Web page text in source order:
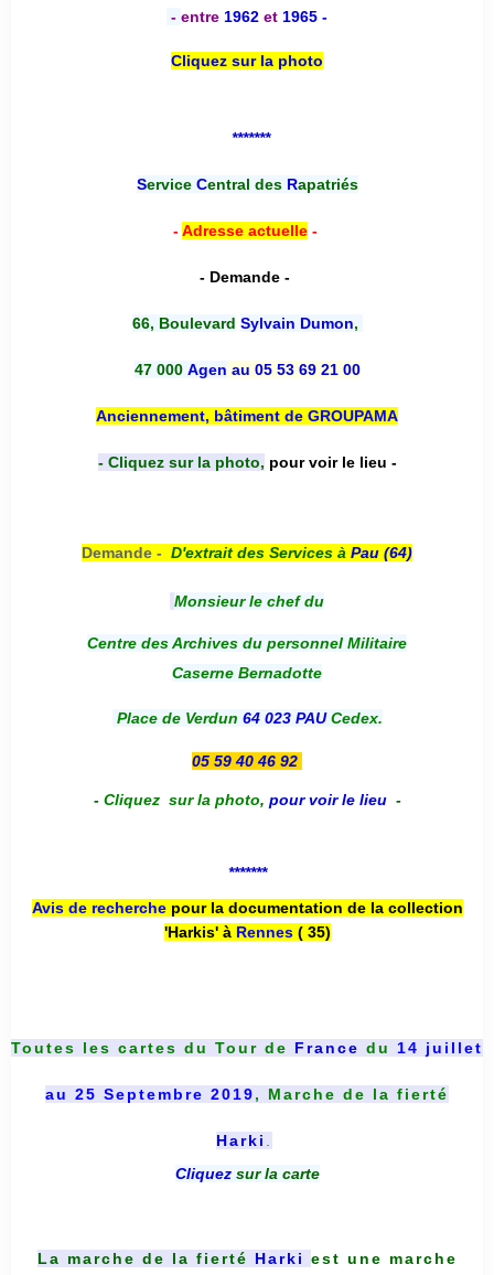
- entre 1962 et 1965 -
Cliquez sur la photo
*******
Service Central desRapatriés
-Adresse actuelle-
- Demande -
66, Boulevard Sylvain Dumon,
47 000 Agen au 05 53 69 21 00
Anciennement, bâtiment de GROUPAMA
- Cliquez sur la photo, pour voir le lieu -
Demande - D'extrait des Services à Pau (64)
Monsieur le chef du
Centre des Archives du personnel Militaire
Caserne Bernadotte
Place de Verdun 64 023 PAUCedex.
05 59 40 46 92
- Cliquez sur la photo, pour voir le lieu -
*******
Avis de recherche pour la documentation de la collection
'Harkis' à Rennes( 35)
Toutes les cartes du Tour de France du 14 juillet
au 25 Septembre 2019, Marche de la fierté
Harki
Cliquez sur la carte
La marche de la fierté Harki est une marche